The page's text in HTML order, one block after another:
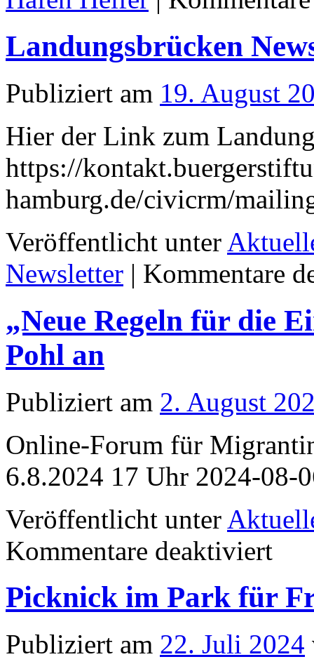
Landungsbrücken
Publiziert am 19. August
Hier der Link zum
https://
hamburg.de/civicrm/
Veröffentlicht unter
Newsletter | Kommentare
„Neue Regeln für die
Pohl an
Publiziert am 2. August
Online-Forum für
6.8.2024 17 Uhr 2024-08-
Veröffentlicht unter
Kommentare deaktiviert
die
mit
Pohl
an
Picknick im Park für
Publiziert am 22. Juli 2024